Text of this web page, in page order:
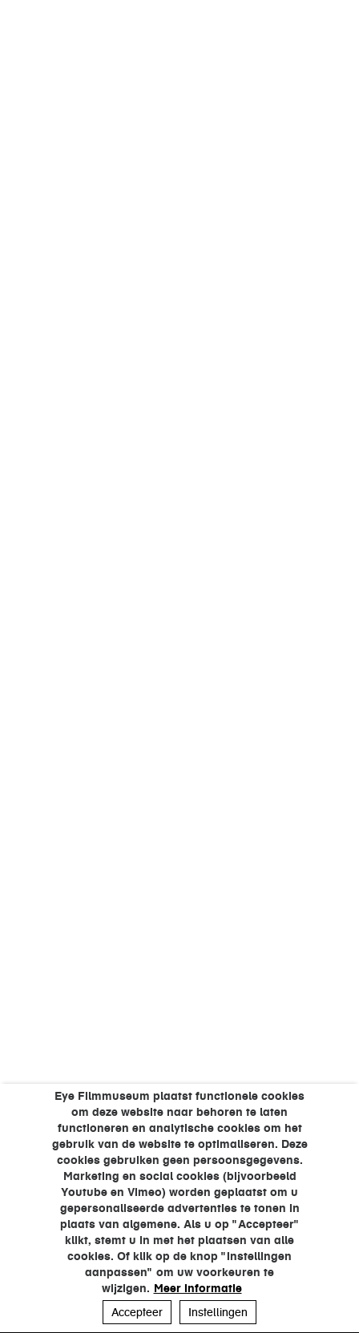
Eye Filmmuseum plaatst functionele cookies
om deze website naar behoren te laten
functioneren en analytische cookies om het
gebruik van de website te optimaliseren. Deze
cookies gebruiken geen persoonsgegevens.
Marketing en social cookies (bijvoorbeeld
Youtube en Vimeo) worden geplaatst om u
gepersonaliseerde advertenties te tonen in
plaats van algemene. Als u op "Accepteer"
klikt, stemt u in met het plaatsen van alle
cookies. Of klik op de knop "Instellingen
aanpassen" om uw voorkeuren te
wijzigen. Meer informatie
Accepteer
Instellingen